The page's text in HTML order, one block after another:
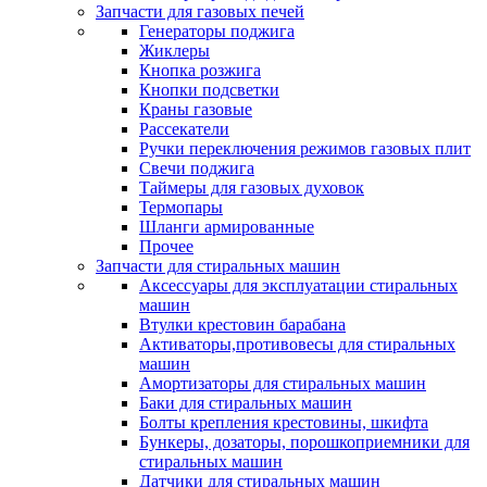
Запчасти для газовых печей
Генераторы поджига
Жиклеры
Кнопка розжига
Кнопки подсветки
Краны газовые
Рассекатели
Ручки переключения режимов газовых плит
Свечи поджига
Таймеры для газовых духовок
Термопары
Шланги армированные
Прочее
Запчасти для стиральных машин
Аксессуары для эксплуатации стиральных
машин
Втулки крестовин барабана
Активаторы,противовесы для стиральных
машин
Амортизаторы для стиральных машин
Баки для стиральных машин
Болты крепления крестовины, шкифта
Бункеры, дозаторы, порошкоприемники для
стиральных машин
Датчики для стиральных машин